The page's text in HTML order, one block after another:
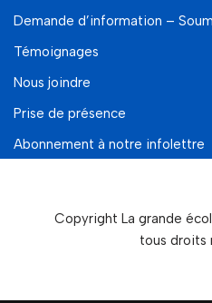
Demande d’information –
Témoignages
Nous joindre
Prise de présence
Abonnement à notre infolettre
Copyright La grande
tous droits